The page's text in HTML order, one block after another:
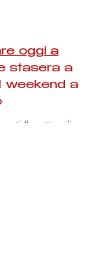
oggi a
stasera a
weekend a
#spettacoli